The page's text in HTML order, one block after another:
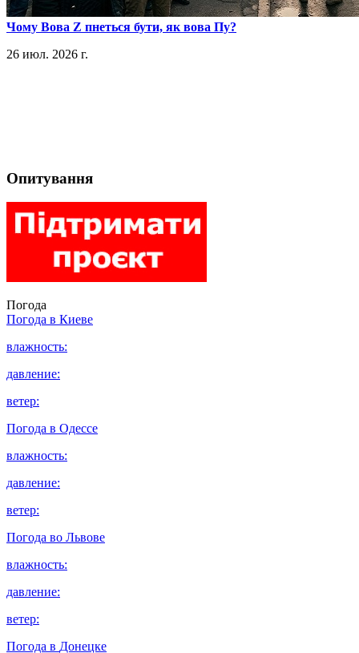
​Чому Вова Z пнеться бути, як вова Пу?
26 июл. 2026 г.
Опитування
Погода
Погода в Киеве
влажность:
давление:
ветер:
Погода в Одессе
влажность:
давление:
ветер:
Погода во Львове
влажность:
давление:
ветер:
Погода в Донецке